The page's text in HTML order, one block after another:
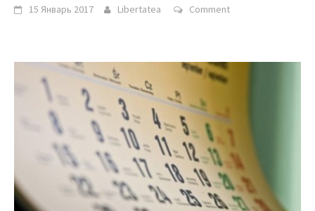
15 Январь 2017 Libertatea Comment